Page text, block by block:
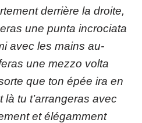
derrière la droite,
une punta incrociata
avec les mains au-
une mezzo volta
que ton épée ira en
là tu t’arrangeras avec
et élégamment